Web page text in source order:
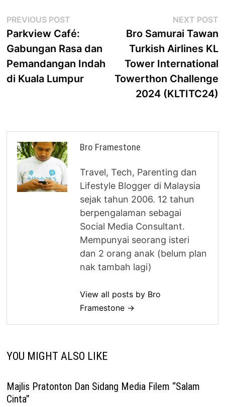
Post
navigation
PREVIOUS POST
post:
Parkview Café:
Gabungan Rasa dan
Pemandangan Indah
di Kuala Lumpur
NEXT POST
Bro Samurai Tawan
Turkish Airlines KL
Tower International
Towerthon Challenge
2024 (KLTITC24)
Bro Framestone
Travel, Tech, Parenting dan
Lifestyle Blogger di Malaysia
sejak tahun 2006. 12 tahun
berpengalaman sebagai
Social Media Consultant.
Mempunyai seorang isteri
dan 2 orang anak (belum plan
nak tambah lagi)
View all posts by Bro
Framestone →
YOU MIGHT ALSO LIKE
Majlis Pratonton Dan Sidang Media Filem “Salam
Cinta”